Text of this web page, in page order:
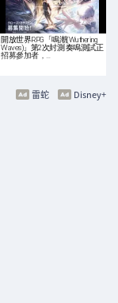
開放世界RPG「鳴潮(Wuthering
Waves)」第2次封測 奏鳴測試正
招募參加者，…
Disney+
雷蛇